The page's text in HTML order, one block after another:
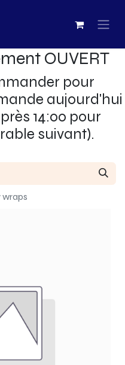
OUVERT
pour
aujourd'hui
14:00 pour
suivant).
wraps